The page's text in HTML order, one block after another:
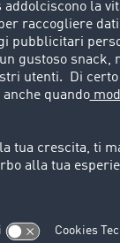
di carichi e
TimoCom
ormai
alla
la
aggiunge.
dare
di calcolo
di trasporto.
la
la